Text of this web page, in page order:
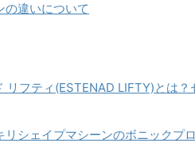
の違いについて
フティ(ESTENAD LIFTY)とは？
シェイプマシーンのボニックプロ